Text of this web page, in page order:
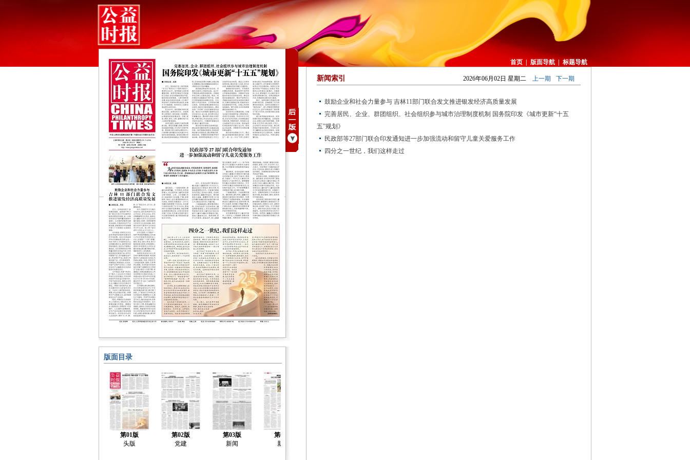
首页 版面导航 标题导航
版面目录
第01版
头版
第02版
党建
第03版
新闻
第04版
新闻
新闻索引 2026年06月02日 星期二 上一期 下一期
鼓励企业和社会力量参与 吉林11部门联合发文推进银发经济高质量发展
完善居民、企业、群团组织、社会组织参与城市治理制度机制 国务院印发《城市更新“十五
五”规划》
民政部等27部门联合印发通知进一步加强流动和留守儿童关爱服务工作
四分之一世纪，我们这样走过